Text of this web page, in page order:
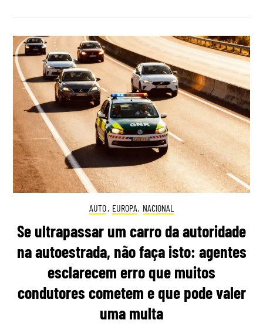
AUTO, EUROPA, NACIONAL
Se ultrapassar um carro da autoridade
na autoestrada, não faça isto: agentes
esclarecem erro que muitos
condutores cometem e que pode valer
uma multa